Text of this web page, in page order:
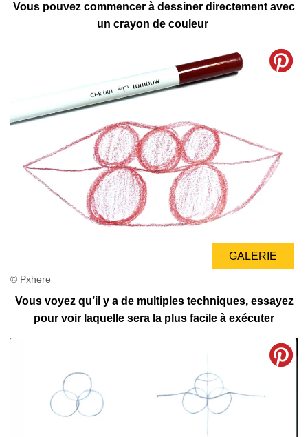
Vous pouvez commencer à dessiner directement avec
un crayon de couleur
© Pxhere
GALERIE
Vous voyez qu’il y a de multiples techniques, essayez
pour voir laquelle sera la plus facile à exécuter